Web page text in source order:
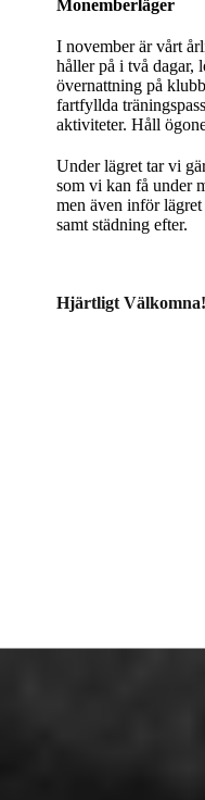
Monemberläger
I november är vårt
håller på i två dagar,
övernattning på
fartfyllda
aktiviteter. Håll
Under lägret tar vi
som vi kan få under
men även inför
samt städning efter.
Hjärtligt Välkomna!